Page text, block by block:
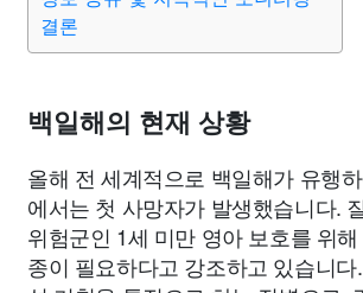
결론
백일해의 현재 상황
올해 전 세계적으로 백일해가 유행
에서는 첫 사망자가 발생했습니다.
위험군인 1세 미만 영아 보호를 위
종이 필요하다고 강조하고 있습니